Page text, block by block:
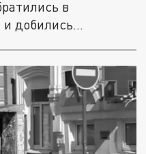
в
добились...